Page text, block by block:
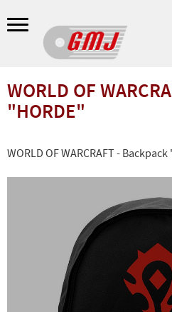
Meny
WORLD OF
"HORDE"
WORLD OF WARCRAFT -